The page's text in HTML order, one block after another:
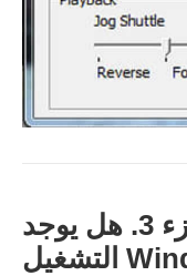
الجزء 3. هل يوجد QuickTime لنظام